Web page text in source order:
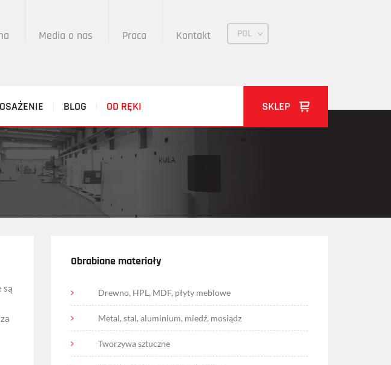
Media o nas Praca Kontakt POL
BLOG OD RĘKI SKLEP
są
Obrabiane materiały
Drewno, HPL, MDF, płyty meblowe
Metal, stal, aluminium, miedź, mosiądz
Tworzywa sztuczne